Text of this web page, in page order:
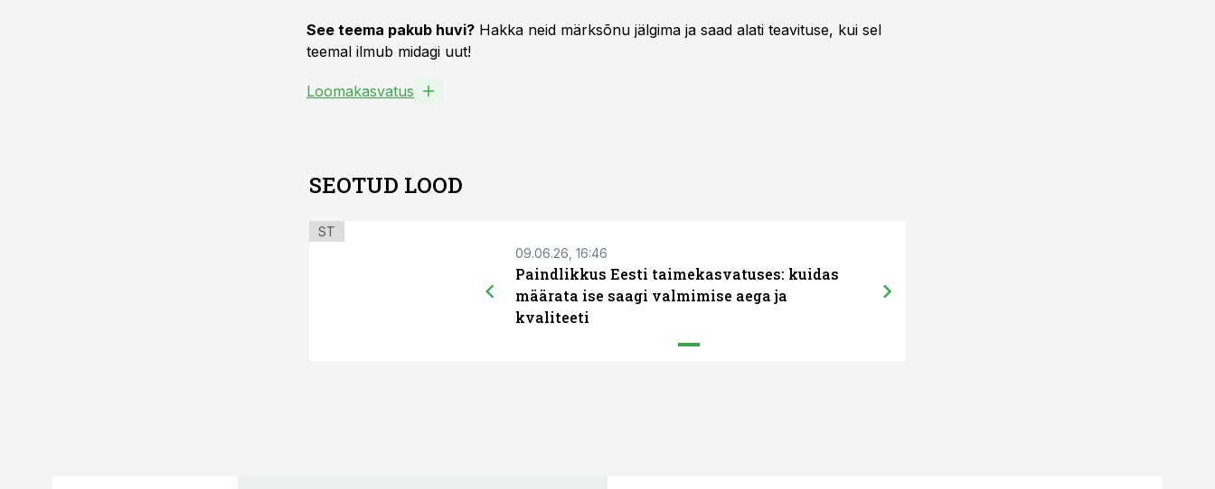
See teema pakub huvi? Hakka neid märksõnu jälgima ja saad alati teavituse, kui sel
teemal ilmub midagi uut!
Loomakasvatus
SEOTUD LOOD
ST
09.06.26, 16:46
Paindlikkus Eesti taimekasvatuses: kuidas
määrata ise saagi valmimise aega ja
kvaliteeti